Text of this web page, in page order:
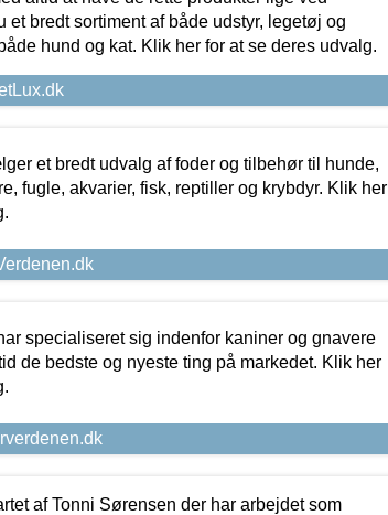
et bredt sortiment af både udstyr, legetøj og
hund og kat. Klik her for at se deres udvalg.
et bredt udvalg af foder og tilbehør til hunde,
fugle, akvarier, fisk, reptiller og krybdyr. Klik her
specialiseret sig indenfor kaniner og gnavere
de bedste og nyeste ting på markedet. Klik her
af Tonni Sørensen der har arbejdet som